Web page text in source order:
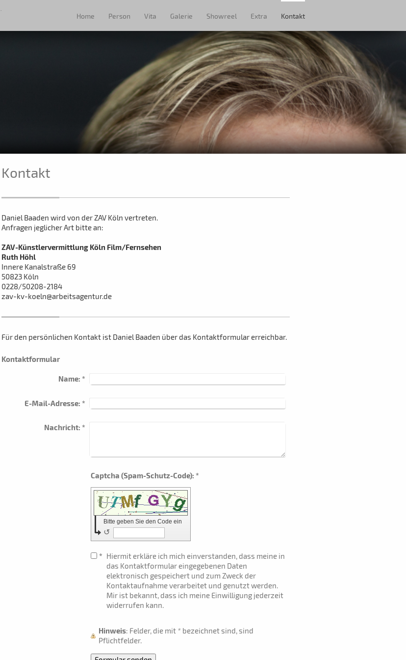
.
Home Person Vita Galerie Showreel Extra Kontakt
Kontakt
Daniel Baaden wird von der ZAV Köln vertreten.
Anfragen jeglicher Art bitte an:
ZAV-Künstlervermittlung Köln Film/Fernsehen
Ruth Höhl
Innere Kanalstraße 69
50823 Köln
0228/50208-2184
zav-kv-koeln@arbeitsagentur.de
Für den persönlichen Kontakt ist Daniel Baaden über das Kontaktformular erreichbar.
Kontaktformular
Name: *
E-Mail-Adresse: *
Nachricht: *
Captcha (Spam-Schutz-Code): *
Bitte geben Sie den Code ein
↺
* Hiermit erkläre ich mich einverstanden, dass meine in
das Kontaktformular eingegebenen Daten
elektronisch gespeichert und zum Zweck der
Kontaktaufnahme verarbeitet und genutzt werden.
Mir ist bekannt, dass ich meine Einwilligung jederzeit
widerrufen kann.
Hinweis : Felder, die mit * bezeichnet sind, sind
Pflichtfelder.